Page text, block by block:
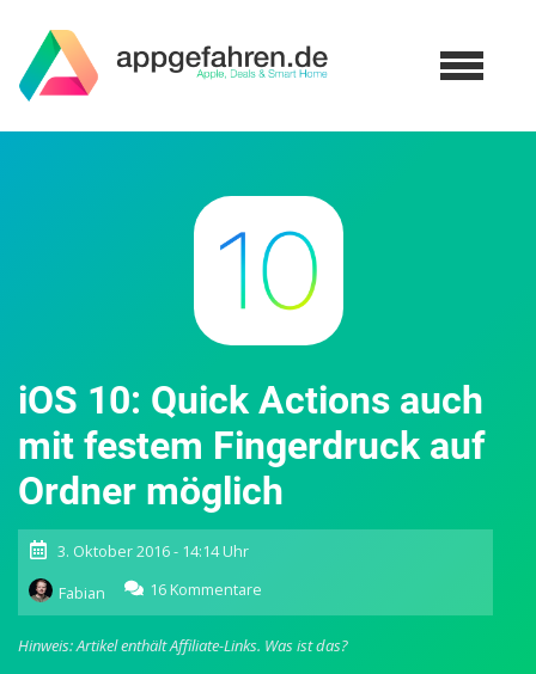
iOS 10: Quick Actions auch
mit festem Fingerdruck auf
Ordner möglich
3. Oktober 2016 - 14:14 Uhr
Fabian
16 Kommentare
iOS
Quick
Hinweis: Artikel enthält Affiliate-Links. Was ist das?